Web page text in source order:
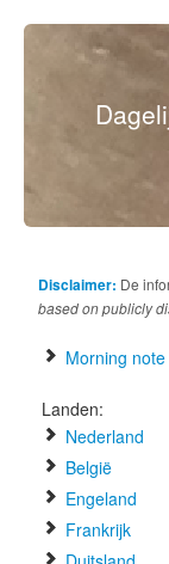
Disclaimer: De
based on publicly
Morning note
Landen:
Nederland
België
Engeland
Frankrijk